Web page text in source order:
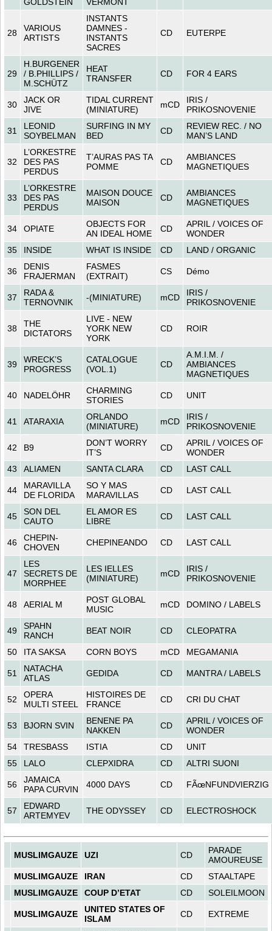
28
VARIOUS
ARTISTS
INSTANTS
DAMNES -
INSTANTS
SACRES
CD EUTERPE
29
H.BURGENER
/ B.PHILLIPS /
M.SCHÜTZ
HEAT
TRANSFER
CD FOR 4 EARS
30
JACK OR
JIVE
TIDAL CURRENT
(MINIATURE)
mCD
IRIS /
PRIKOSNOVENIE
31
LEONID
SOYBELMAN
SURFING IN MY
BED
CD
REVIEW REC. / NO
MAN’S LAND
32
L’ORKESTRE
DES PAS
PERDUS
T’AURAS PAS TA
POMME
CD
AMBIANCES
MAGNETIQUES
33
L’ORKESTRE
DES PAS
PERDUS
MAISON DOUCE
MAISON
CD
AMBIANCES
MAGNETIQUES
34 OPIATE
OBJECTS FOR
AN IDEAL HOME
CD
APRIL / VOICES OF
WONDER
35
INSIDE WHAT IS INSIDE CD LAND / ORGANIC
36
DENIS
FRAJERMAN
FASMES
(EXTRAIT)
CS Démo
37
RADA &
TERNOVNIK
-(MINIATURE) mCD
IRIS /
PRIKOSNOVENIE
38
THE
DICTATORS
LIVE - NEW
YORK NEW
YORK
CD ROIR
39
WRECK’S
PROGRESS
CATALOGUE
(VOL.1)
CD
A.M.I.M. /
AMBIANCES
MAGNETIQUES
40 NADELÖHR
CHARMING
STORIES
CD UNIT
41 ATARAXIA
ORLANDO
(MINIATURE)
mCD
IRIS /
PRIKOSNOVENIE
42 B9
DON’T WORRY
IT’S
CD
APRIL / VOICES OF
WONDER
43
ALIAMEN SANTA CLARA CD LAST CALL
44
MARAVILLA
DE FLORIDA
SO Y MAS
MARAVILLAS
CD LAST CALL
45
SON DEL
CAUTO
EL AMOR ES
LIBRE
CD LAST CALL
46
CHEPIN-
CHOVEN
CHEPINEANDO CD LAST CALL
47
LES
SECRETS DE
MORPHEE
LES IELLES
(MINIATURE)
mCD
IRIS /
PRIKOSNOVENIE
48 AERIAL M
POST GLOBAL
MUSIC
mCD DOMINO / LABELS
49
SPAHN
RANCH
BEAT NOIR CD CLEOPATRA
50 ITA SAKSA CORN BOYS mCD MEGAMANIA
51
NATACHA
ATLAS
GEDIDA CD MANTRA / LABELS
52
OPERA
MULTI STEEL
HISTOIRES DE
FRANCE
CD CRI DU CHAT
53 BJORN SVIN
BENENE PA
NAKKEN
CD
APRIL / VOICES OF
WONDER
54
TRESBASS ISTIA CD
UNIT
55
LALO CLEPXIDRA CD ALTRI SUONI
56
JAMAICA
PAPA CURVIN
4000 DAYS CD FÃœNFUNDVIERZIG
57
EDWARD
ARTEMYEV
THE ODYSSEY CD ELECTROSHOCK
MUSLIMGAUZE UZI CD
PARADE
AMOUREUSE
MUSLIMGAUZE
IRAN CD
STAALTAPE
MUSLIMGAUZE
COUP D’ETAT CD SOLEILMOON
MUSLIMGAUZE
UNITED STATES OF
ISLAM
CD EXTREME